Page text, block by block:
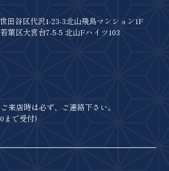
田谷区代沢1-23-3北山飛鳥マンション1F
葉区大宮台7-5-5 北山Fハイツ103
来店時は必ず、ご連絡下さい。
まで受付)